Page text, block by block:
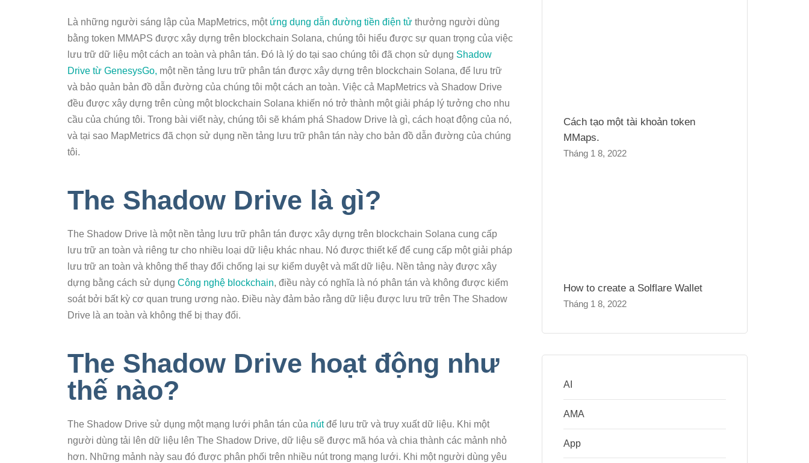
Là những người sáng lập của MapMetrics, một ứng dụng dẫn đường tiền điện tử thưởng người dùng
bằng token MMAPS được xây dựng trên blockchain Solana, chúng tôi hiểu được sự quan trọng của việc
lưu trữ dữ liệu một cách an toàn và phân tán. Đó là lý do tại sao chúng tôi đã chọn sử dụng Shadow
Drive từ GenesysGo, một nền tảng lưu trữ phân tán được xây dựng trên blockchain Solana, để lưu trữ
và bảo quản bản đồ dẫn đường của chúng tôi một cách an toàn. Việc cả MapMetrics và Shadow Drive
đều được xây dựng trên cùng một blockchain Solana khiến nó trở thành một giải pháp lý tưởng cho nhu
cầu của chúng tôi. Trong bài viết này, chúng tôi sẽ khám phá Shadow Drive là gì, cách hoạt động của nó,
và tại sao MapMetrics đã chọn sử dụng nền tảng lưu trữ phân tán này cho bản đồ dẫn đường của chúng
tôi.
The Shadow Drive là gì?
The Shadow Drive là một nền tảng lưu trữ phân tán được xây dựng trên blockchain Solana cung cấp
lưu trữ an toàn và riêng tư cho nhiều loại dữ liệu khác nhau. Nó được thiết kế để cung cấp một giải pháp
lưu trữ an toàn và không thể thay đổi chống lại sự kiểm duyệt và mất dữ liệu. Nền tảng này được xây
dựng bằng cách sử dụng Công nghệ blockchain, điều này có nghĩa là nó phân tán và không được kiểm
soát bởi bất kỳ cơ quan trung ương nào. Điều này đảm bảo rằng dữ liệu được lưu trữ trên The Shadow
Drive là an toàn và không thể bị thay đổi.
The Shadow Drive hoạt động như
thế nào?
The Shadow Drive sử dụng một mạng lưới phân tán của nútđể lưu trữ và truy xuất dữ liệu. Khi một
người dùng tải lên dữ liệu lên The Shadow Drive, dữ liệu sẽ được mã hóa và chia thành các mảnh nhỏ
hơn. Những mảnh này sau đó được phân phối trên nhiều nút trong mạng lưới. Khi một người dùng yêu
Cách tạo một tài khoản token
MMaps.
Tháng 1 8, 2022
How to create a Solflare Wallet
Tháng 1 8, 2022
AI
AMA
App